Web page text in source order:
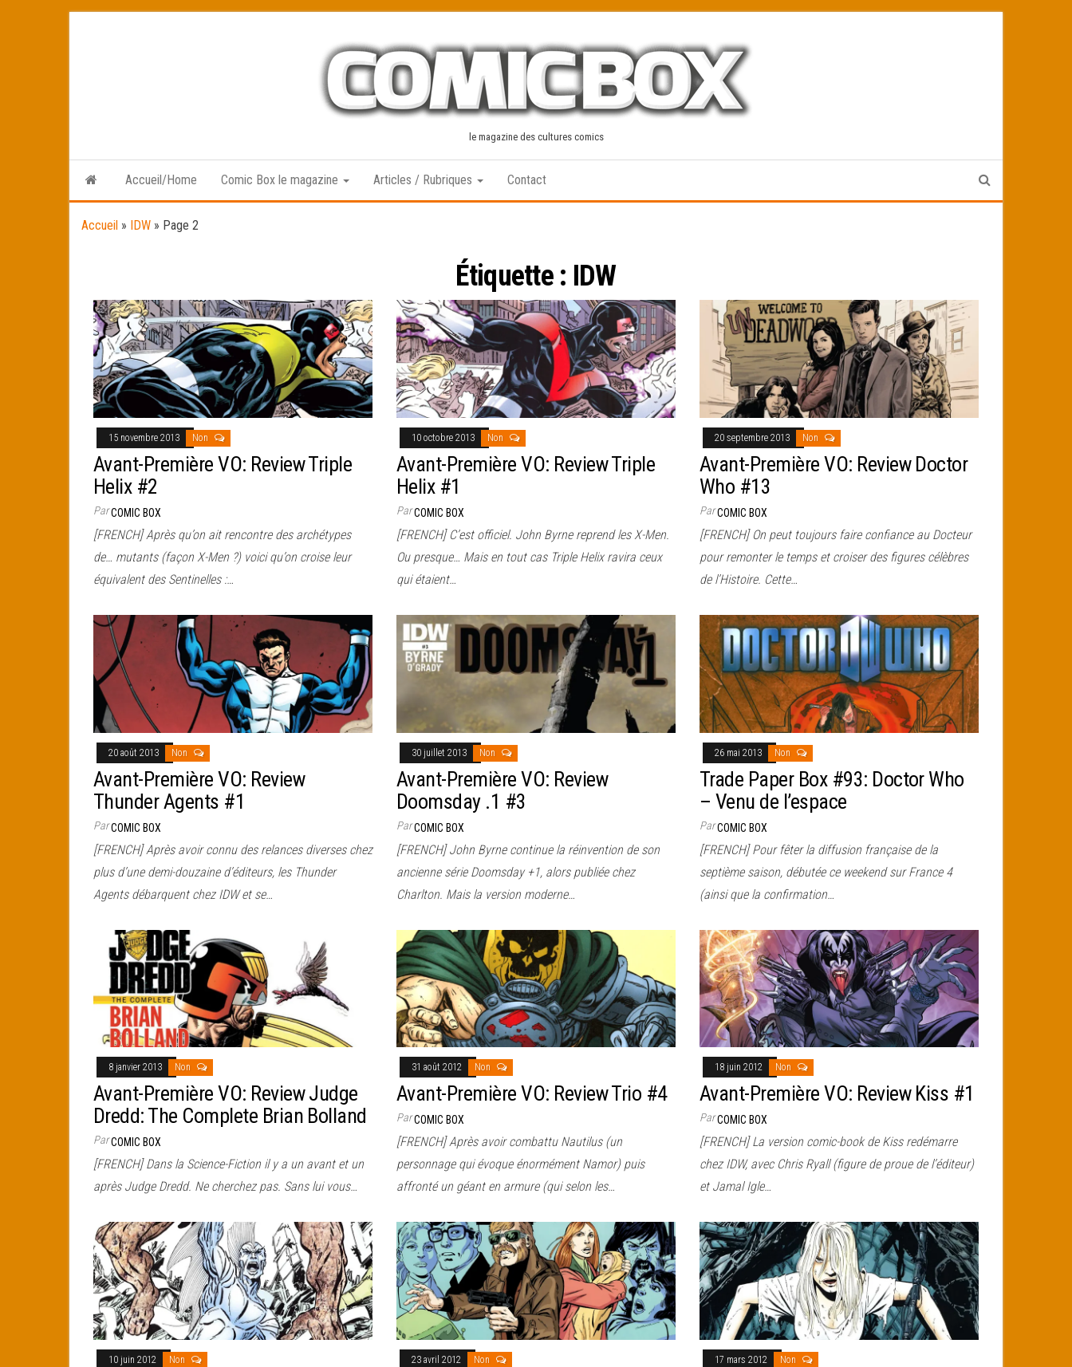
le magazine des cultures comics
Accueil/Home Comic Box le magazine Articles / Rubriques Contact
Accueil » IDW » Page 2
Étiquette : IDW
15 novembre 2013 Non
Avant-Première VO: Review Triple
Helix #2
ParCOMIC BOX
[FRENCH] Après qu’on ait rencontre des archétypes
de… mutants (façon X-Men ?) voici qu’on croise leur
équivalent des Sentinelles :…
10 octobre 2013 Non
Avant-Première VO: Review Triple
Helix #1
ParCOMIC BOX
[FRENCH] C’est officiel. John Byrne reprend les X-Men.
Ou presque… Mais en tout cas Triple Helix ravira ceux
qui étaient…
20 septembre 2013 Non
Avant-Première VO: Review Doctor
Who #13
ParCOMIC BOX
[FRENCH] On peut toujours faire confiance au Docteur
pour remonter le temps et croiser des figures célèbres
de l’Histoire. Cette…
20 août 2013 Non
Avant-Première VO: Review
Thunder Agents #1
ParCOMIC BOX
[FRENCH] Après avoir connu des relances diverses chez
plus d’une demi-douzaine d’éditeurs, les Thunder
Agents débarquent chez IDW et se…
30 juillet 2013 Non
Avant-Première VO: Review
Doomsday .1 #3
ParCOMIC BOX
[FRENCH] John Byrne continue la réinvention de son
ancienne série Doomsday +1, alors publiée chez
Charlton. Mais la version moderne…
26 mai 2013 Non
Trade Paper Box #93: Doctor Who
– Venu de l’espace
ParCOMIC BOX
[FRENCH] Pour fêter la diffusion française de la
septième saison, débutée ce weekend sur France 4
(ainsi que la confirmation…
8 janvier 2013 Non
Avant-Première VO: Review Judge
Dredd: The Complete Brian Bolland
ParCOMIC BOX
[FRENCH] Dans la Science-Fiction il y a un avant et un
après Judge Dredd. Ne cherchez pas. Sans lui vous…
31 août 2012 Non
Avant-Première VO: Review Trio #4
ParCOMIC BOX
[FRENCH] Après avoir combattu Nautilus (un
personnage qui évoque énormément Namor) puis
affronté un géant en armure (qui selon les…
18 juin 2012 Non
Avant-Première VO: Review Kiss #1
ParCOMIC BOX
[FRENCH] La version comic-book de Kiss redémarre
chez IDW, avec Chris Ryall (figure de proue de l’éditeur)
et Jamal Igle…
10 juin 2012 Non 23 avril 2012 Non 17 mars 2012 Non